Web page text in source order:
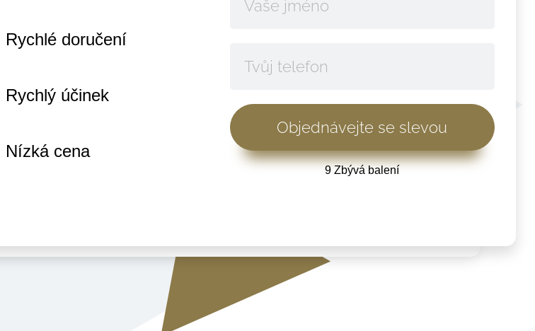
Rychlé doručení
Rychlý účinek
Nízká cena
9 Zbývá balení